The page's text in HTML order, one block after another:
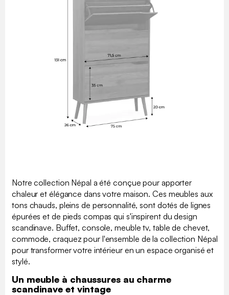
Notre collection Népal a été conçue pour apporter
chaleur et élégance dans votre maison. Ces meubles aux
tons chauds, pleins de personnalité, sont dotés de lignes
épurées et de pieds compas qui s'inspirent du design
scandinave. Buffet, console, meuble tv, table de chevet,
commode, craquez pour l'ensemble de la collection Népal
pour transformer votre intérieur en un espace organisé et
stylé.
Un meuble à chaussures au charme
scandinave et vintage